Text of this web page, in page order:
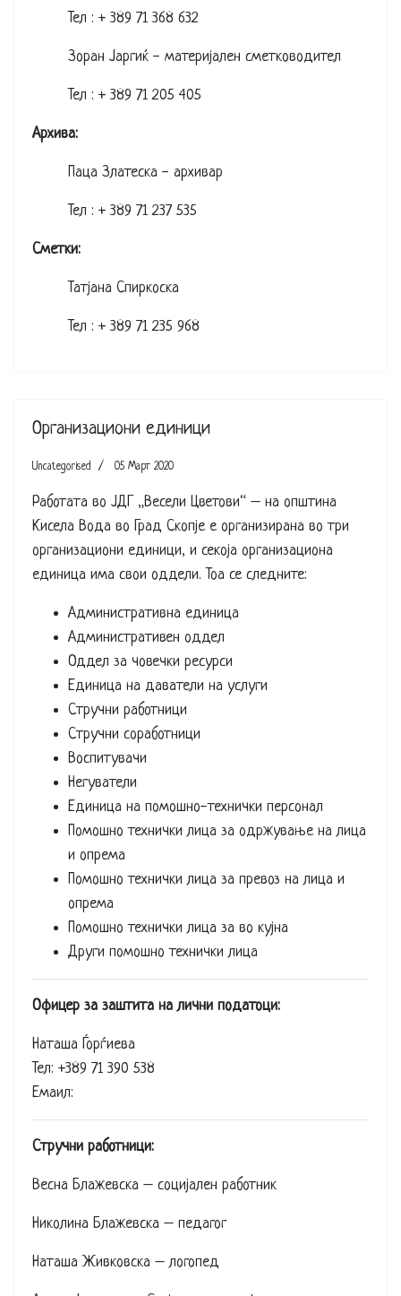
Тел : + 389 71 368 632
Зоран Јаргиќ - материјален сметководител
Тел : + 389 71 205 405
Архива:
Паца Златеска - архивар
Тел : + 389 71 237 535
Сметки:
Татјана Спиркоска
Тел : + 389 71 235 968
Организациони единици
Uncategorised 05 Март 2020
Работата во ЈДГ „Весели Цветови“ – на општина
Кисела Вода во Град Скопје е организирана во три
организациони единици, и секоја организациона
единица има свои оддели. Тоа се следните:
Административна единица
Административен оддел
Оддел за човечки ресурси
Единица на даватели на услуги
Стручни работници
Стручни соработници
Воспитувачи
Негуватели
Единица на помошно-технички персонал
Помошно технички лица за одржување на лица
и опрема
Помошно технички лица за превоз на лица и
опрема
Помошно технички лица за во кујна
Други помошно технички лица
Офицер за заштита на лични податоци:
Наташа Ѓорѓиева
Тел: +389 71 390 538
Емаил:
Стручни работници:
Весна Блажевска – социјален работник
Николина Блажевска – педагог
Наташа Живковска – логопед